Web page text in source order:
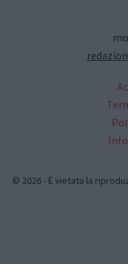
© 2026 - È vietata la